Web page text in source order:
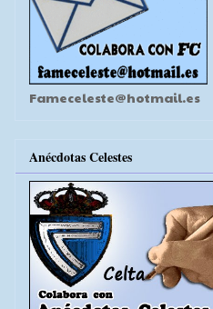
Fameceleste@hotmail.es
Anécdotas Celestes